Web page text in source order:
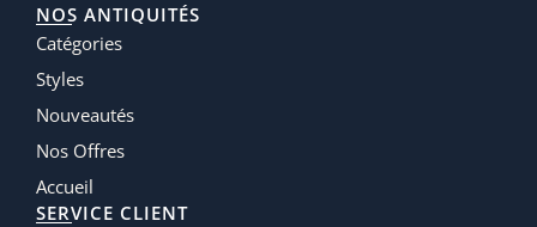
NOS ANTIQUITÉS
Catégories
Styles
Nouveautés
Nos Offres
Accueil
SERVICE CLIENT